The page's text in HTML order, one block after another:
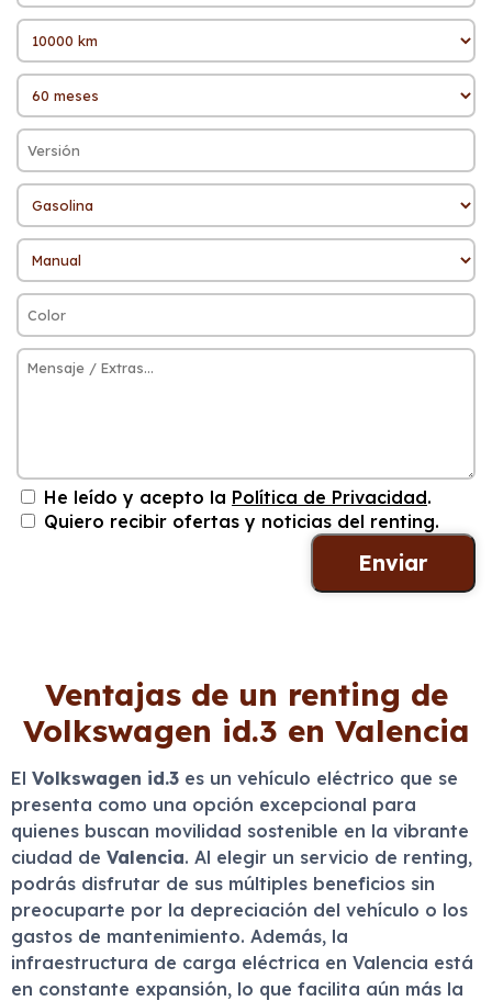
He leído y acepto la Política de Privacidad.
Quiero recibir ofertas y noticias del renting.
Ventajas de un renting de
Volkswagen id.3 en Valencia
El Volkswagen id.3 es un vehículo eléctrico que se
presenta como una opción excepcional para
quienes buscan movilidad sostenible en la vibrante
ciudad de Valencia. Al elegir un servicio de renting,
podrás disfrutar de sus múltiples beneficios sin
preocuparte por la depreciación del vehículo o los
gastos de mantenimiento. Además, la
infraestructura de carga eléctrica en Valencia está
en constante expansión, lo que facilita aún más la